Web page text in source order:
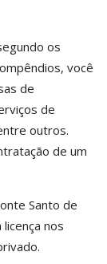
os
você
de
de
outros.
de um
Santo de
nos